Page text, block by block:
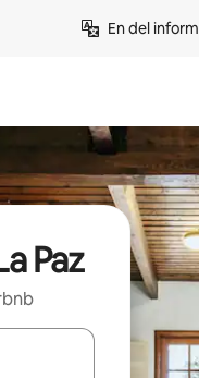
En del
Paz
med upp- och